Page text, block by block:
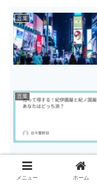
言葉
言葉
メニュー ホーム